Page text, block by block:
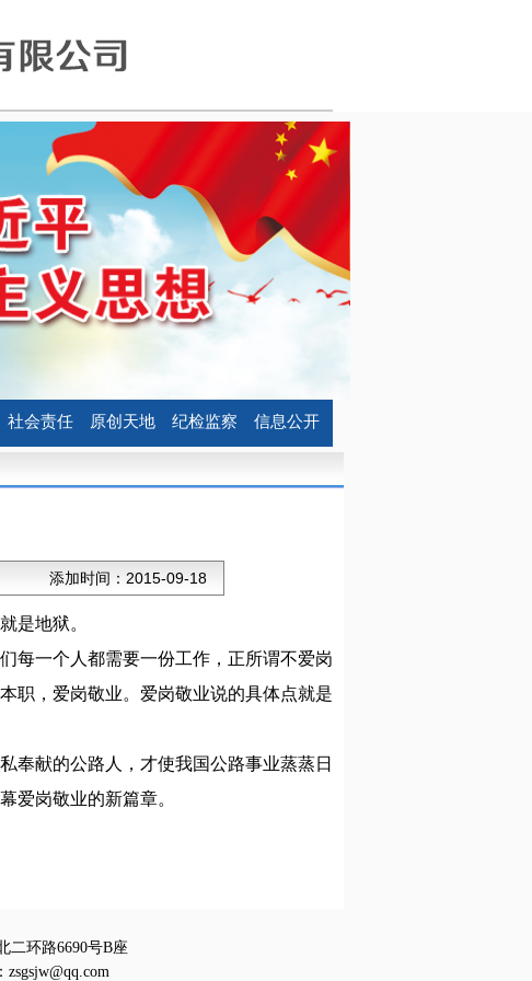
社会责任 原创天地 纪检监察 信息公开
添加时间： 2015-09-18
是地狱。
每一个人都需要一份工作，正所谓不爱岗
职，爱岗敬业。爱岗敬业说的具体点就是
奉献的公路人，才使我国公路事业蒸蒸日
爱岗敬业的新篇章。
二环路6690号B座
zsgsjw@qq.com